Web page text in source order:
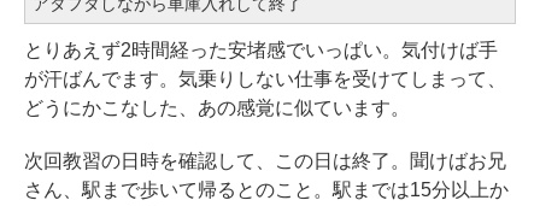
とりあえず2時間経った安堵感でいっぱい。気付けば手
が汗ばんでます。気乗りしない仕事を受けてしまって、
どうにかこなした、あの感覚に似ています。
次回教習の日時を確認して、この日は終了。聞けばお兄
さん、駅まで歩いて帰るとのこと。駅までは15分以上か